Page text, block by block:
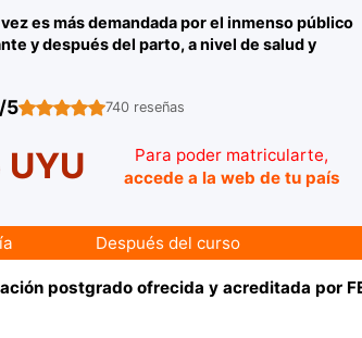
es más demandada por el inmenso público
y después del parto, a nivel de salud y
5 740 reseñas
Para poder matricularte,
accede a la web de tu país
Después del curso
postgrado ofrecida y acreditada por